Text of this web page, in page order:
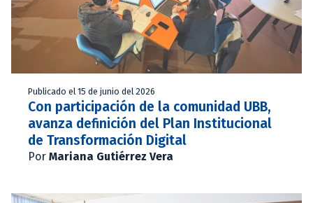
Publicado el 15 de junio del 2026
Con participación de la comunidad UBB,
avanza definición del Plan Institucional
de Transformación Digital
Por Mariana Gutiérrez Vera